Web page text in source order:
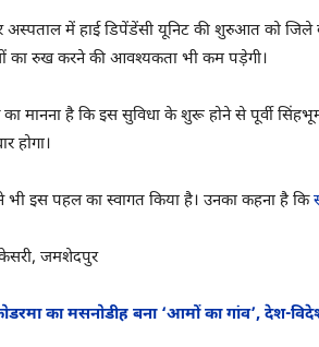
में हाई डिपेंडेंसी यूनिट की शुरुआत को जिले
का रुख करने की आवश्यकता भी कम पड़ेगी।
का मानना है कि इस सुविधा के शुरू होने से पूर्वी
होगा।
भी इस पहल का स्वागत किया है। उनका कहना है कि
केसरी, जमशेदपुर
का मसनोडीह बना ‘आमों का गांव’, देश-